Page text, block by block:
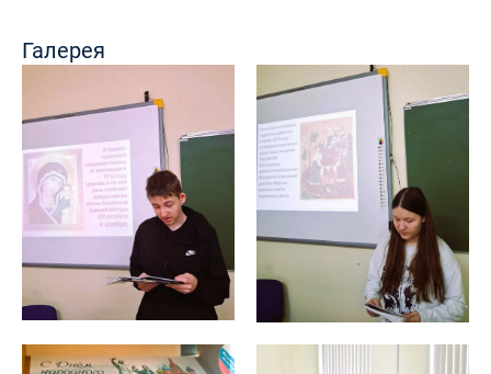
Галерея